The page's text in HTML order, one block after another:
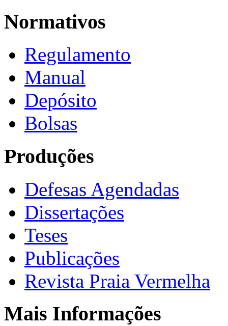
Normativos
Regulamento
Manual
Depósito
Bolsas
Produções
Defesas Agendadas
Dissertações
Teses
Publicações
Revista Praia Vermelha
Mais Informações